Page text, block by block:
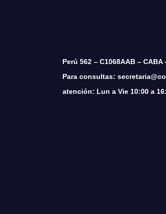
Perú 562 – C1068AAB –
Para consultas:
atención: Lun a Vie 10:00 a